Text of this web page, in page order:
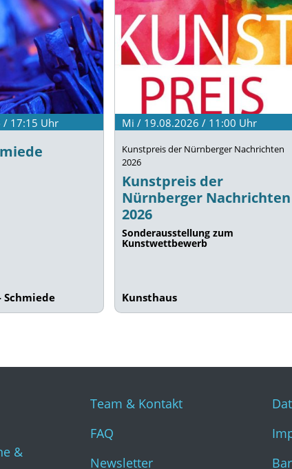
/ 17:15 Uhr
Schmiede
Mi / 19.08.2026 / 11:00 Uhr
Kunstpreis der Nürnberger Nachrichten
2026
Kunstpreis der
Nürnberger Nachrichten
2026
Sonderausstellung zum
Kunstwettbewerb
Kunsthaus
&
Team & Kontakt
FAQ
Newsletter